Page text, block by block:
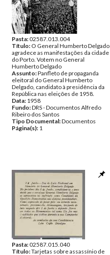
Pasta:02587.013.004
Título: O General Humberto Delgado
agradece as manifestações da cidade
do Porto. Votem no General
Humberto Delgado
Assunto:Panfleto de propaganda
eleitoral do General Humberto
Delgado, candidato à presidência da
República nas eleições de 1958.
Data: 1958
Fundo:DRS - Documentos Alfredo
Ribeiro dos Santos
Tipo Documental:Documentos
Página(s): 1
Pasta:02587.015.040
Título:Tarjetas sobre assassínio de